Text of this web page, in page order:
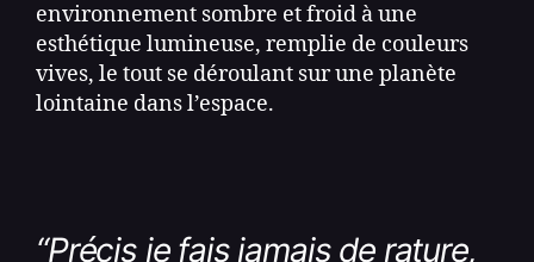
environnement sombre et froid à une
esthétique lumineuse, remplie de couleurs
vives, le tout se déroulant sur une planète
lointaine dans l’espace.
“Précis je fais jamais de rature,